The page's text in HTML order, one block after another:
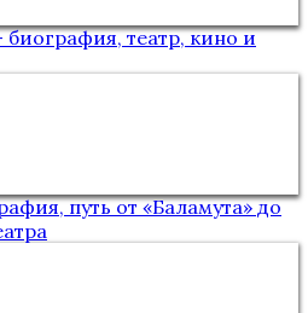
театр, кино и
путь от «Баламута» до